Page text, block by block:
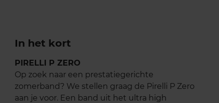
In het kort
PIRELLI P ZERO
Op zoek naar een prestatiegerichte
zomerband? We stellen graag de Pirelli P Zero
aan je voor. Een band uit het ultra high